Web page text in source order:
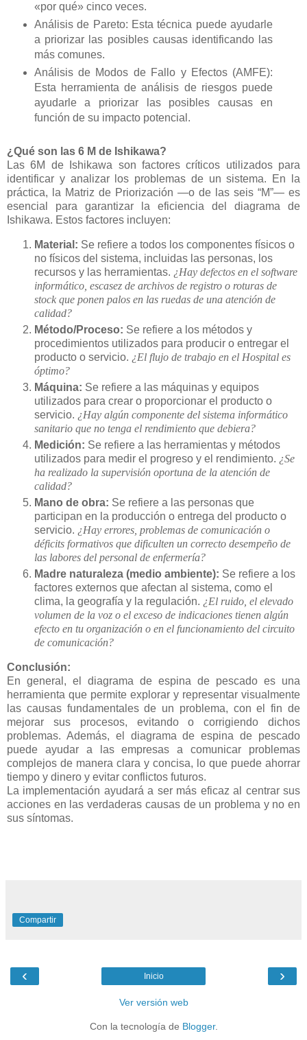
«por qué» cinco veces.
Análisis de Pareto: Esta técnica puede ayudarle
a priorizar las posibles causas identificando las
más comunes.
Análisis de Modos de Fallo y Efectos (AMFE):
Esta herramienta de análisis de riesgos puede
ayudarle a priorizar las posibles causas en
función de su impacto potencial.
¿Qué son las 6 M de Ishikawa?
Las 6M de Ishikawa son factores críticos utilizados para
identificar y analizar los problemas de un sistema. En la
práctica, la Matriz de Priorización —o de las seis “M”— es
esencial para garantizar la eficiencia del diagrama de
Ishikawa. Estos factores incluyen:
Material: Se refiere a todos los componentes físicos o
no físicos del sistema, incluidas las personas, los
recursos y las herramientas. ¿Hay defectos en el software
informático, escasez de archivos de registro o roturas de
stock que ponen palos en las ruedas de una atención de
calidad?
Método/Proceso: Se refiere a los métodos y
procedimientos utilizados para producir o entregar el
producto o servicio. ¿El flujo de trabajo en el Hospital es
óptimo?
Máquina: Se refiere a las máquinas y equipos
utilizados para crear o proporcionar el producto o
servicio. ¿Hay algún componente del sistema informático
sanitario que no tenga el rendimiento que debiera?
Medición: Se refiere a las herramientas y métodos
utilizados para medir el progreso y el rendimiento. ¿Se
ha realizado la supervisión oportuna de la atención de
calidad?
Mano de obra: Se refiere a las personas que
participan en la producción o entrega del producto o
servicio. ¿Hay errores, problemas de comunicación o
déficits formativos que dificulten un correcto desempeño de
las labores del personal de enfermería?
Madre naturaleza (medio ambiente): Se refiere a los
factores externos que afectan al sistema, como el
clima, la geografía y la regulación. ¿El ruido, el elevado
volumen de la voz o el exceso de indicaciones tienen algún
efecto en tu organización o en el funcionamiento del circuito
de comunicación?
Conclusión:
En general, el diagrama de espina de pescado es una
herramienta que permite explorar y representar visualmente
las causas fundamentales de un problema, con el fin de
mejorar sus procesos, evitando o corrigiendo dichos
problemas. Además, el diagrama de espina de pescado
puede ayudar a las empresas a comunicar problemas
complejos de manera clara y concisa, lo que puede ahorrar
tiempo y dinero y evitar conflictos futuros.
La implementación ayudará a ser más eficaz al centrar sus
acciones en las verdaderas causas de un problema y no en
sus síntomas.
Compartir
‹ ›
Inicio
Ver versión web
Con la tecnología de Blogger.